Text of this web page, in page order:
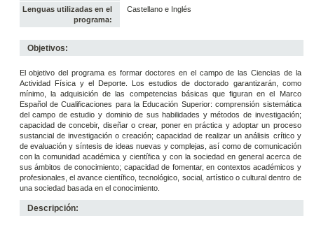
Lenguas utilizadas en el
programa:
Castellano e Inglés
Objetivos:
El objetivo del programa es formar doctores en el campo de las Ciencias de la
Actividad Física y el Deporte. Los estudios de doctorado garantizarán, como
mínimo, la adquisición de las competencias básicas que figuran en el Marco
Español de Cualificaciones para la Educación Superior: comprensión sistemática
del campo de estudio y dominio de sus habilidades y métodos de investigación;
capacidad de concebir, diseñar o crear, poner en práctica y adoptar un proceso
sustancial de investigación o creación; capacidad de realizar un análisis crítico y
de evaluación y síntesis de ideas nuevas y complejas, así como de comunicación
con la comunidad académica y científica y con la sociedad en general acerca de
sus ámbitos de conocimiento; capacidad de fomentar, en contextos académicos y
profesionales, el avance científico, tecnológico, social, artístico o cultural dentro de
una sociedad basada en el conocimiento.
Descripción: